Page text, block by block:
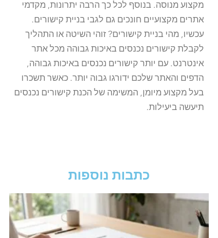
מקצוע מנוסה. בנוסף לכל כך הרבה יתרונות, מקדמי
אתרים מקצועיים חונכים גם לגבי בניית קישורים.
עכשיו, מהי בניית קישורים? זוהי השיטה או התהליך
לקבלת קישורים נכנסים באיכות גבוהה מכל אתר
אינטרנט. עם יותר קישורים נכנסים באיכות גבוהה,
הדפים והאתר שלכם ידורגו גבוה יותר. כאשר תשכרו
בעל מקצוע מיומן, המשימה של הכנת קישורים נכנסים
תיעשה ביעילות.
כתבות נוספות